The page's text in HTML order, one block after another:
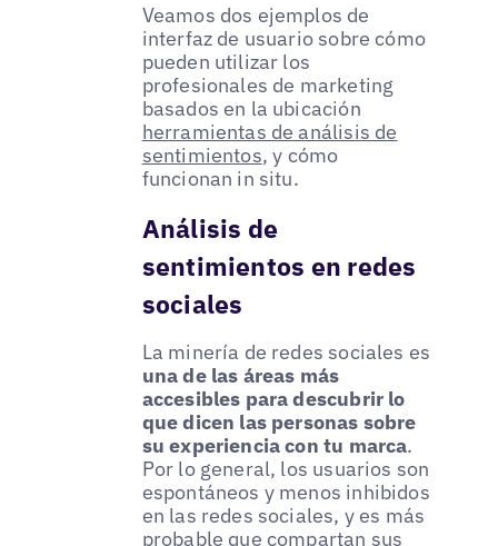
Veamos dos ejemplos de
interfaz de usuario sobre cómo
pueden utilizar los
profesionales de marketing
basados en la ubicación
herramientas de análisis de
sentimientos, y cómo
funcionan in situ.
Análisis de
sentimientos en redes
sociales
La minería de redes sociales es
una de las áreas más
accesibles para descubrir lo
que dicen las personas sobre
su experiencia con tu marca.
Por lo general, los usuarios son
espontáneos y menos inhibidos
en las redes sociales, y es más
probable que compartan sus